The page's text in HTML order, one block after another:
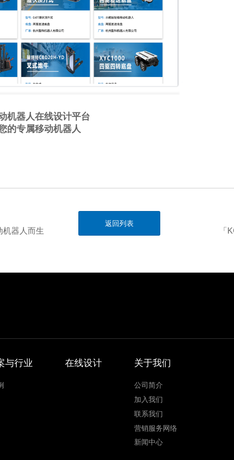
机器人在线设计平台
的专属移动机器人
机器人而生
返回列表
「
与行业 在线设计 关于我们
公司简介
加入我们
联系我们
营销服务网络
新闻中心